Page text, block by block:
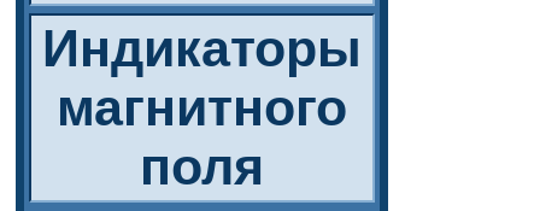
Индикаторы
магнитного
поля